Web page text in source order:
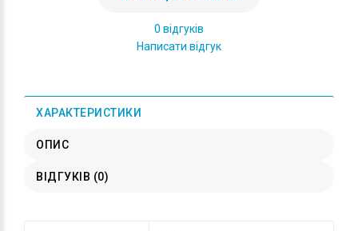
0 відгуків
Написати відгук
ХАРАКТЕРИСТИКИ
ОПИС
ВІДГУКІВ (0)